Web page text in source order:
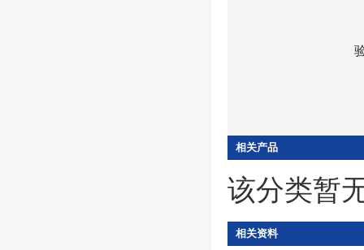
相关产品
该分类暂
相关资料